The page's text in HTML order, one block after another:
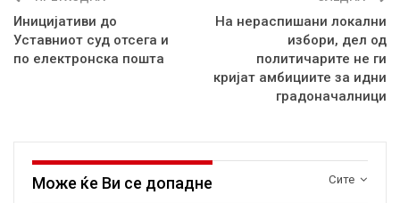
Иницијативи до
Уставниот суд отсега и
по електронска пошта
На нераспишани локални
избори, дел од
политичарите не ги
кријат амбициите за идни
градоначалници
Сите
Може ќе Ви се допадне